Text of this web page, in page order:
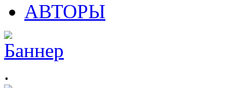
АВТОРЫ
.